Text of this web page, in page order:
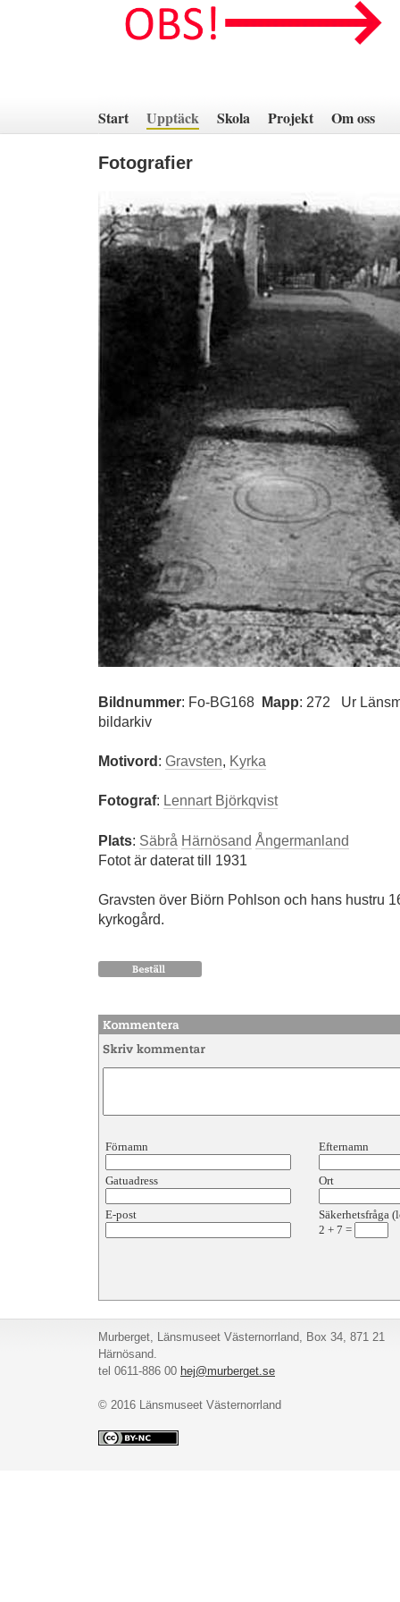
innehåll
Start Upptäck Skola Projekt Om oss
Fotografier
Bildnummer: Fo-BG168 Mapp: 272
Ur
bildarkiv
Motivord: Gravsten, Kyrka
Fotograf: Lennart Björkqvist
Plats: Säbrå Härnösand Ångermanland
Fotot är daterat till 1931
Gravsten över Biörn Pohlson och hans hustru
kyrkogård.
Förnamn Efternamn
Gatuadress Ort
E-post
Säkerhetsfråga
2 + 7 =
Murberget, Länsmuseet Västernorrland, Box 34, 871 21
Härnösand.
tel 0611-886 00 hej@murberget.se
© 2016 Länsmuseet Västernorrland